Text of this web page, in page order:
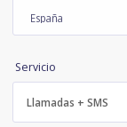
Servicio
Llamadas + SMS